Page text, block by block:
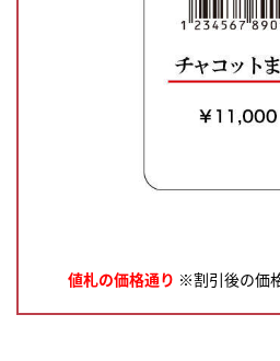
値札の価格通り ※割引後の価